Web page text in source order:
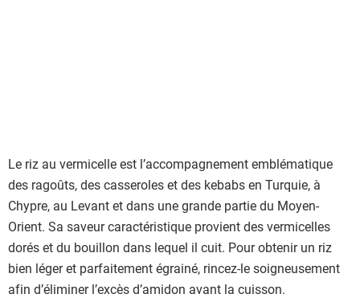
g
r
é
d
i
e
n
Le riz au vermicelle est l’accompagnement emblématique
des ragoûts, des casseroles et des kebabs en Turquie, à
Chypre, au Levant et dans une grande partie du Moyen-
Orient. Sa saveur caractéristique provient des vermicelles
dorés et du bouillon dans lequel il cuit. Pour obtenir un riz
bien léger et parfaitement égrainé, rincez-le soigneusement
afin d’éliminer l’excès d’amidon avant la cuisson.